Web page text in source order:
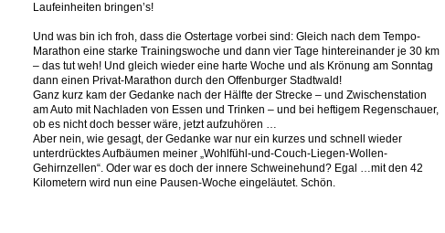
Laufeinheiten bringen’s!
Und was bin ich froh, dass die Ostertage vorbei sind: Gleich nach dem Tempo-
Marathon eine starke Trainingswoche und dann vier Tage hintereinander je 30 km
– das tut weh! Und gleich wieder eine harte Woche und als Krönung am Sonntag
dann einen Privat-Marathon durch den Offenburger Stadtwald!
Ganz kurz kam der Gedanke nach der Hälfte der Strecke – und Zwischenstation
am Auto mit Nachladen von Essen und Trinken – und bei heftigem Regenschauer,
ob es nicht doch besser wäre, jetzt aufzuhören …
Aber nein, wie gesagt, der Gedanke war nur ein kurzes und schnell wieder
unterdrücktes Aufbäumen meiner „Wohlfühl-und-Couch-Liegen-Wollen-
Gehirnzellen“. Oder war es doch der innere Schweinehund? Egal …mit den 42
Kilometern wird nun eine Pausen-Woche eingeläutet. Schön.